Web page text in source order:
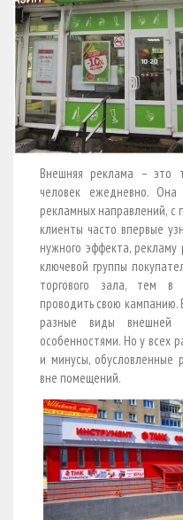
Внешняя реклама – это
человек ежедневно.
рекламных направлений, с
клиенты часто впервые
нужного эффекта,
ключевой группы
торгового зала, тем в
проводить свою кампанию.
разные виды внешней
особенностями. Но у всех
и минусы, обусловленные
вне помещений.